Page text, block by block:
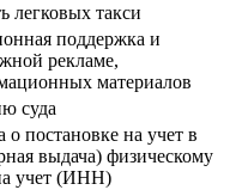
легковых такси
поддержка и
рекламе,
материалов
суда
постановке на учет в
выдача) физическому
учет (ИНН)